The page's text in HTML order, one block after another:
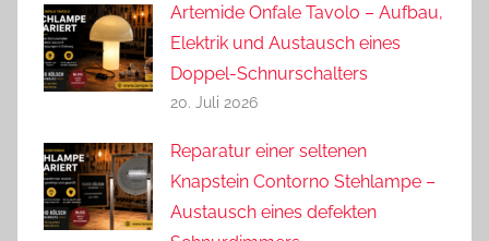
Artemide Onfale Tavolo – Aufbau,
Elektrik und Austausch eines
Doppel-Schnurschalters
20. Juli 2026
Reparatur einer seltenen
Knapstein Contorno Stehlampe –
Austausch eines defekten